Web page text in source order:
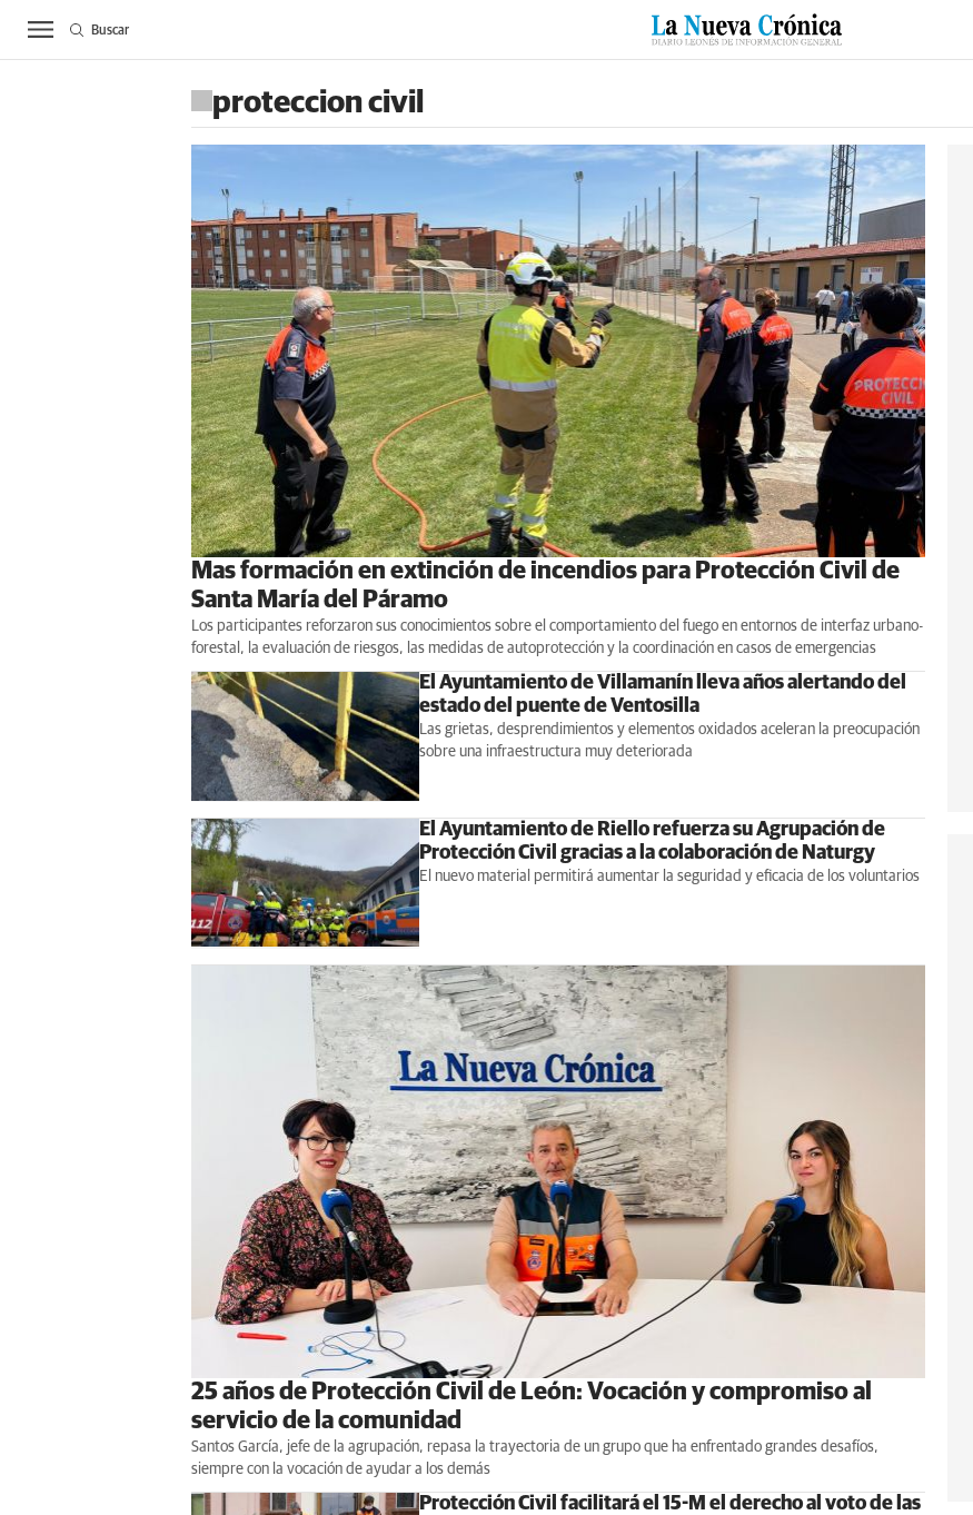
ACTUALIDAD BIERZO SUCESOS CULTURAS ESPECIALES DEPORTES
Buscar
proteccion civil
Mas formación en extinción de incendios para Protección Civil de
Santa María del Páramo
Los participantes reforzaron sus conocimientos sobre el comportamiento del fuego en entornos de interfaz urbano-
forestal, la evaluación de riesgos, las medidas de autoprotección y la coordinación en casos de emergencias
El Ayuntamiento de Villamanín lleva años alertando del
estado del puente de Ventosilla
Las grietas, desprendimientos y elementos oxidados aceleran la preocupación
sobre una infraestructura muy deteriorada
El Ayuntamiento de Riello refuerza su Agrupación de
Protección Civil gracias a la colaboración de Naturgy
El nuevo material permitirá aumentar la seguridad y eficacia de los voluntarios
25 años de Protección Civil de León: Vocación y compromiso al
servicio de la comunidad
Santos García, jefe de la agrupación, repasa la trayectoria de un grupo que ha enfrentado grandes desafíos,
siempre con la vocación de ayudar a los demás
Protección Civil facilitará el 15-M el derecho al voto de las